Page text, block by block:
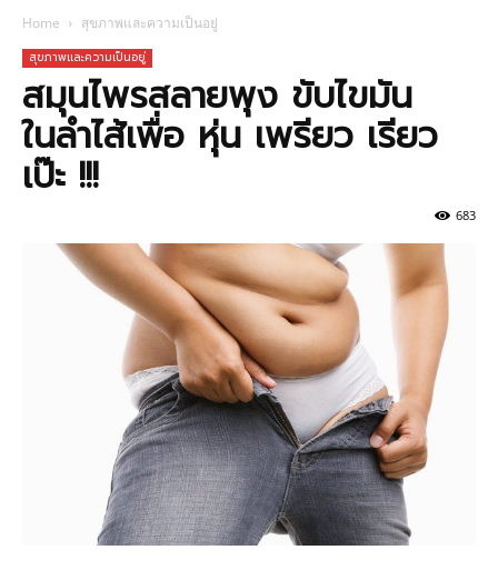
Home สุขภาพและความเป็นอยู่
สุขภาพและความเป็นอยู่
สมุนไพรสลายพุง ขับไขมัน
ในลําไส้เพื่อ หุ่น เพรียว เรียว
เป๊ะ !!!
683